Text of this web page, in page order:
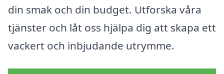
din smak och din budget. Utforska våra
tjänster och låt oss hjälpa dig att skapa ett
vackert och inbjudande utrymme.